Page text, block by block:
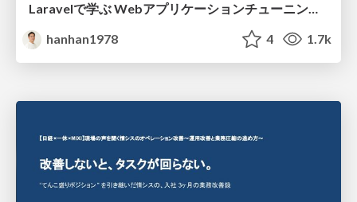
hanhan1978
4 1.7k